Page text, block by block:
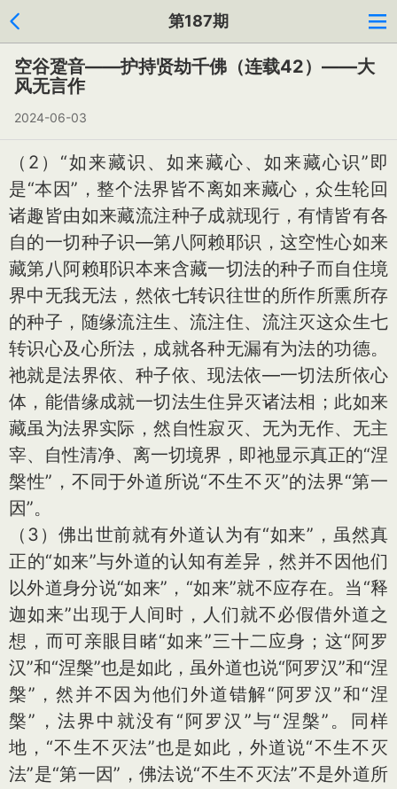
第187期
空谷跫音——护持贤劫千佛（连载42）——大
风无言作
2024-06-03
（2）“如来藏识、如来藏心、如来藏心识”即
是“本因”，整个法界皆不离如来藏心，众生轮回
诸趣皆由如来藏流注种子成就现行，有情皆有各
自的一切种子识—第八阿赖耶识，这空性心如来
藏第八阿赖耶识本来含藏一切法的种子而自住境
界中无我无法，然依七转识往世的所作所熏所存
的种子，随缘流注生、流注住、流注灭这众生七
转识心及心所法，成就各种无漏有为法的功德。
祂就是法界依、种子依、现法依—一切法所依心
体，能借缘成就一切法生住异灭诸法相；此如来
藏虽为法界实际，然自性寂灭、无为无作、无主
宰、自性清净、离一切境界，即祂显示真正的“涅
槃性”，不同于外道所说“不生不灭”的法界“第一
因”。
（3）佛出世前就有外道认为有“如来”，虽然真
正的“如来”与外道的认知有差异，然并不因他们
以外道身分说“如来”，“如来”就不应存在。当“释
迦如来”出现于人间时，人们就不必假借外道之
想，而可亲眼目睹“如来”三十二应身；这“阿罗
汉”和“涅槃”也是如此，虽外道也说“阿罗汉”和“涅
槃”，然并不因为他们外道错解“阿罗汉”和“涅
槃”，法界中就没有“阿罗汉”与“涅槃”。同样
地，“不生不灭法”也是如此，外道说“不生不灭
法”是“第一因”，佛法说“不生不灭法”不是外道所